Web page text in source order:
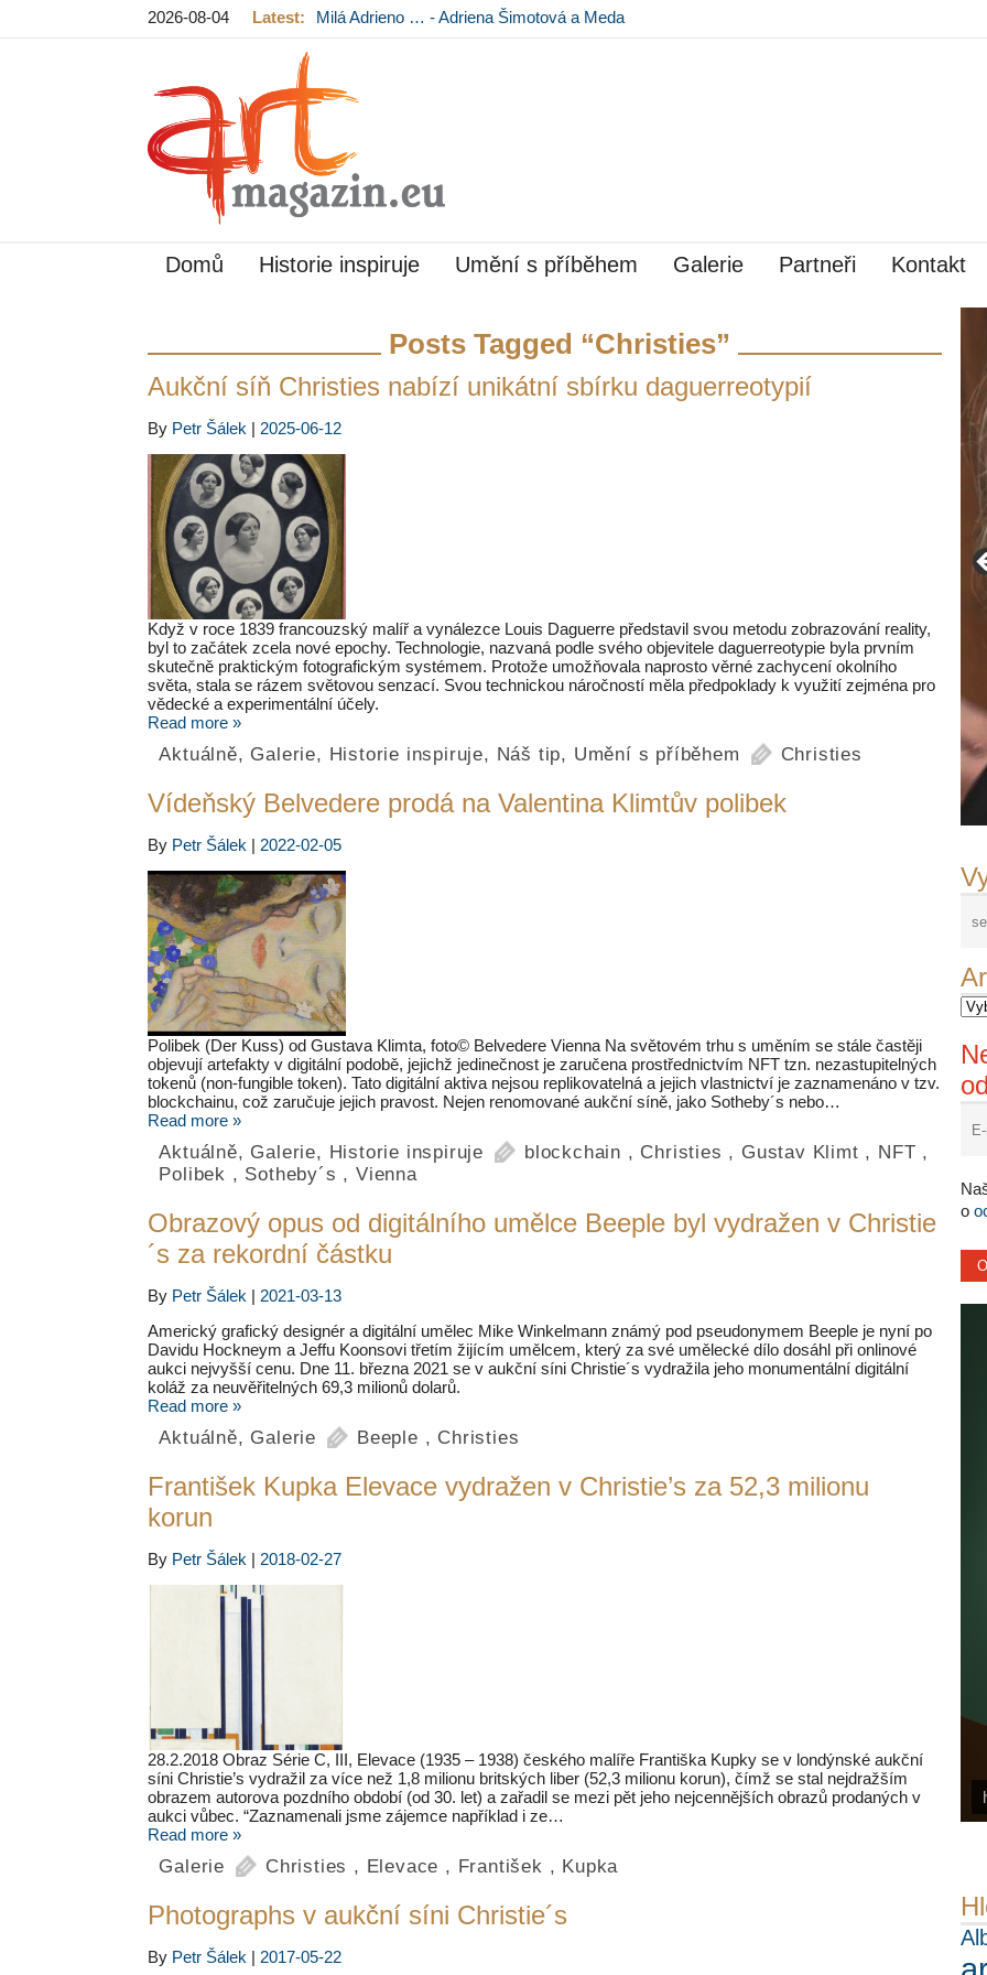
2026-08-04 Latest:
Milá Adrieno … - Adriena Šimotová a Meda
Domů Historie inspiruje Umění s příběhem Galerie Partneři Kontakt
o
Posts Tagged “Christies”
Aukční síň Christies nabízí unikátní sbírku daguerreotypií
By Petr Šálek | 2025-06-12
Když v roce 1839 francouzský malíř a vynálezce Louis Daguerre představil svou metodu zobrazování reality,
byl to začátek zcela nové epochy. Technologie, nazvaná podle svého objevitele daguerreotypie byla prvním
skutečně praktickým fotografickým systémem. Protože umožňovala naprosto věrné zachycení okolního
světa, stala se rázem světovou senzací. Svou technickou náročností měla předpoklady k využití zejména pro
vědecké a experimentální účely.
Read more »
Aktuálně, Galerie, Historie inspiruje, Náš tip, Umění s příběhem Christies
Vídeňský Belvedere prodá na Valentina Klimtův polibek
By Petr Šálek | 2022-02-05
Polibek (Der Kuss) od Gustava Klimta, foto© Belvedere Vienna Na světovém trhu s uměním se stále častěji
objevují artefakty v digitální podobě, jejichž jedinečnost je zaručena prostřednictvím NFT tzn. nezastupitelných
tokenů (non-fungible token). Tato digitální aktiva nejsou replikovatelná a jejich vlastnictví je zaznamenáno v tzv.
blockchainu, což zaručuje jejich pravost. Nejen renomované aukční síně, jako Sotheby´s nebo…
Read more »
Aktuálně, Galerie, Historie inspiruje blockchain , Christies , Gustav Klimt , NFT ,
Polibek , Sotheby´s ,Vienna
Obrazový opus od digitálního umělce Beeple byl vydražen v Christie
´s za rekordní částku
By Petr Šálek | 2021-03-13
Americký grafický designér a digitální umělec Mike Winkelmann známý pod pseudonymem Beeple je nyní po
Davidu Hockneym a Jeffu Koonsovi třetím žijícím umělcem, který za své umělecké dílo dosáhl při onlinové
aukci nejvyšší cenu. Dne 11. března 2021 se v aukční síni Christie´s vydražila jeho monumentální digitální
koláž za neuvěřitelných 69,3 milionů dolarů.
Read more »
Aktuálně, Galerie Beeple , Christies
František Kupka Elevace vydražen v Christie’s za 52,3 milionu
korun
By Petr Šálek | 2018-02-27
28.2.2018 Obraz Série C, III, Elevace (1935 – 1938) českého malíře Františka Kupky se v londýnské aukční
síni Christie’s vydražil za více než 1,8 milionu britských liber (52,3 milionu korun), čímž se stal nejdražším
obrazem autorova pozdního období (od 30. let) a zařadil se mezi pět jeho nejcennějších obrazů prodaných v
aukci vůbec. “Zaznamenali jsme zájemce například i ze…
Read more »
Galerie Christies , Elevace , František , Kupka
Photographs v aukční síni Christie´s
By Petr Šálek | 2017-05-22